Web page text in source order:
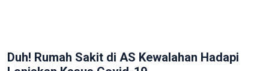
Duh! Rumah Sakit di AS Kewalahan Hadapi